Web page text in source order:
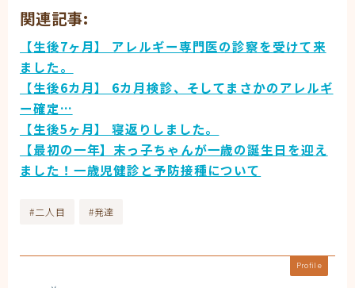
関連記事:
【生後7ヶ月】 アレルギー専門医の診察を受けて来
ました。
【生後6カ月】 6カ月検診、そしてまさかのアレルギ
ー確定…
【生後5ヶ月】 寝返りしました。
【最初の一年】末っ子ちゃんが一歳の誕生日を迎え
ました！一歳児健診と予防接種について
#二人目 #発達
Profile